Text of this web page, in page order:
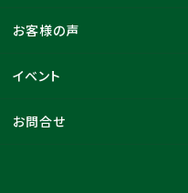
お客様の声
イベント
お問合せ